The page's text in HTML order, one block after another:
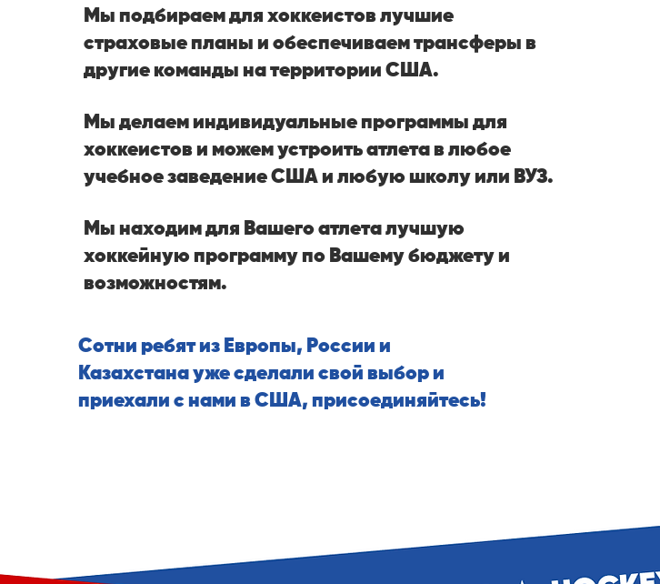
Мы подбираем для хоккеистов лучшие
страховые планы и обеспечиваем трансферы в
другие команды на территории США.
Мы делаем индивидуальные программы для
хоккеистов и можем устроить атлета в любое
учебное заведение США и любую школу или ВУЗ.
Мы находим для Вашего атлета лучшую
хоккейную программу по Вашему бюджету и
возможностям.
Сотни ребят из Европы, России и
Казахстана уже сделали свой выбор и
приехали с нами в США, присоединяйтесь!